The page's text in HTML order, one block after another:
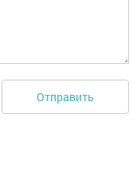
Отправить